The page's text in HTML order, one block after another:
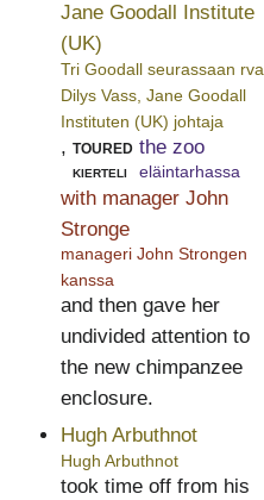
Jane Goodall Institute
(UK)
Tri Goodall seurassaan rva
Dilys Vass, Jane Goodall
Instituten (UK) johtaja
, toured
kierteli
the zoo
eläintarhassa
with manager John
Stronge
manageri John Strongen
kanssa
and then gave her
undivided attention to
the new chimpanzee
enclosure.
Hugh Arbuthnot
Hugh Arbuthnot
took time off from his